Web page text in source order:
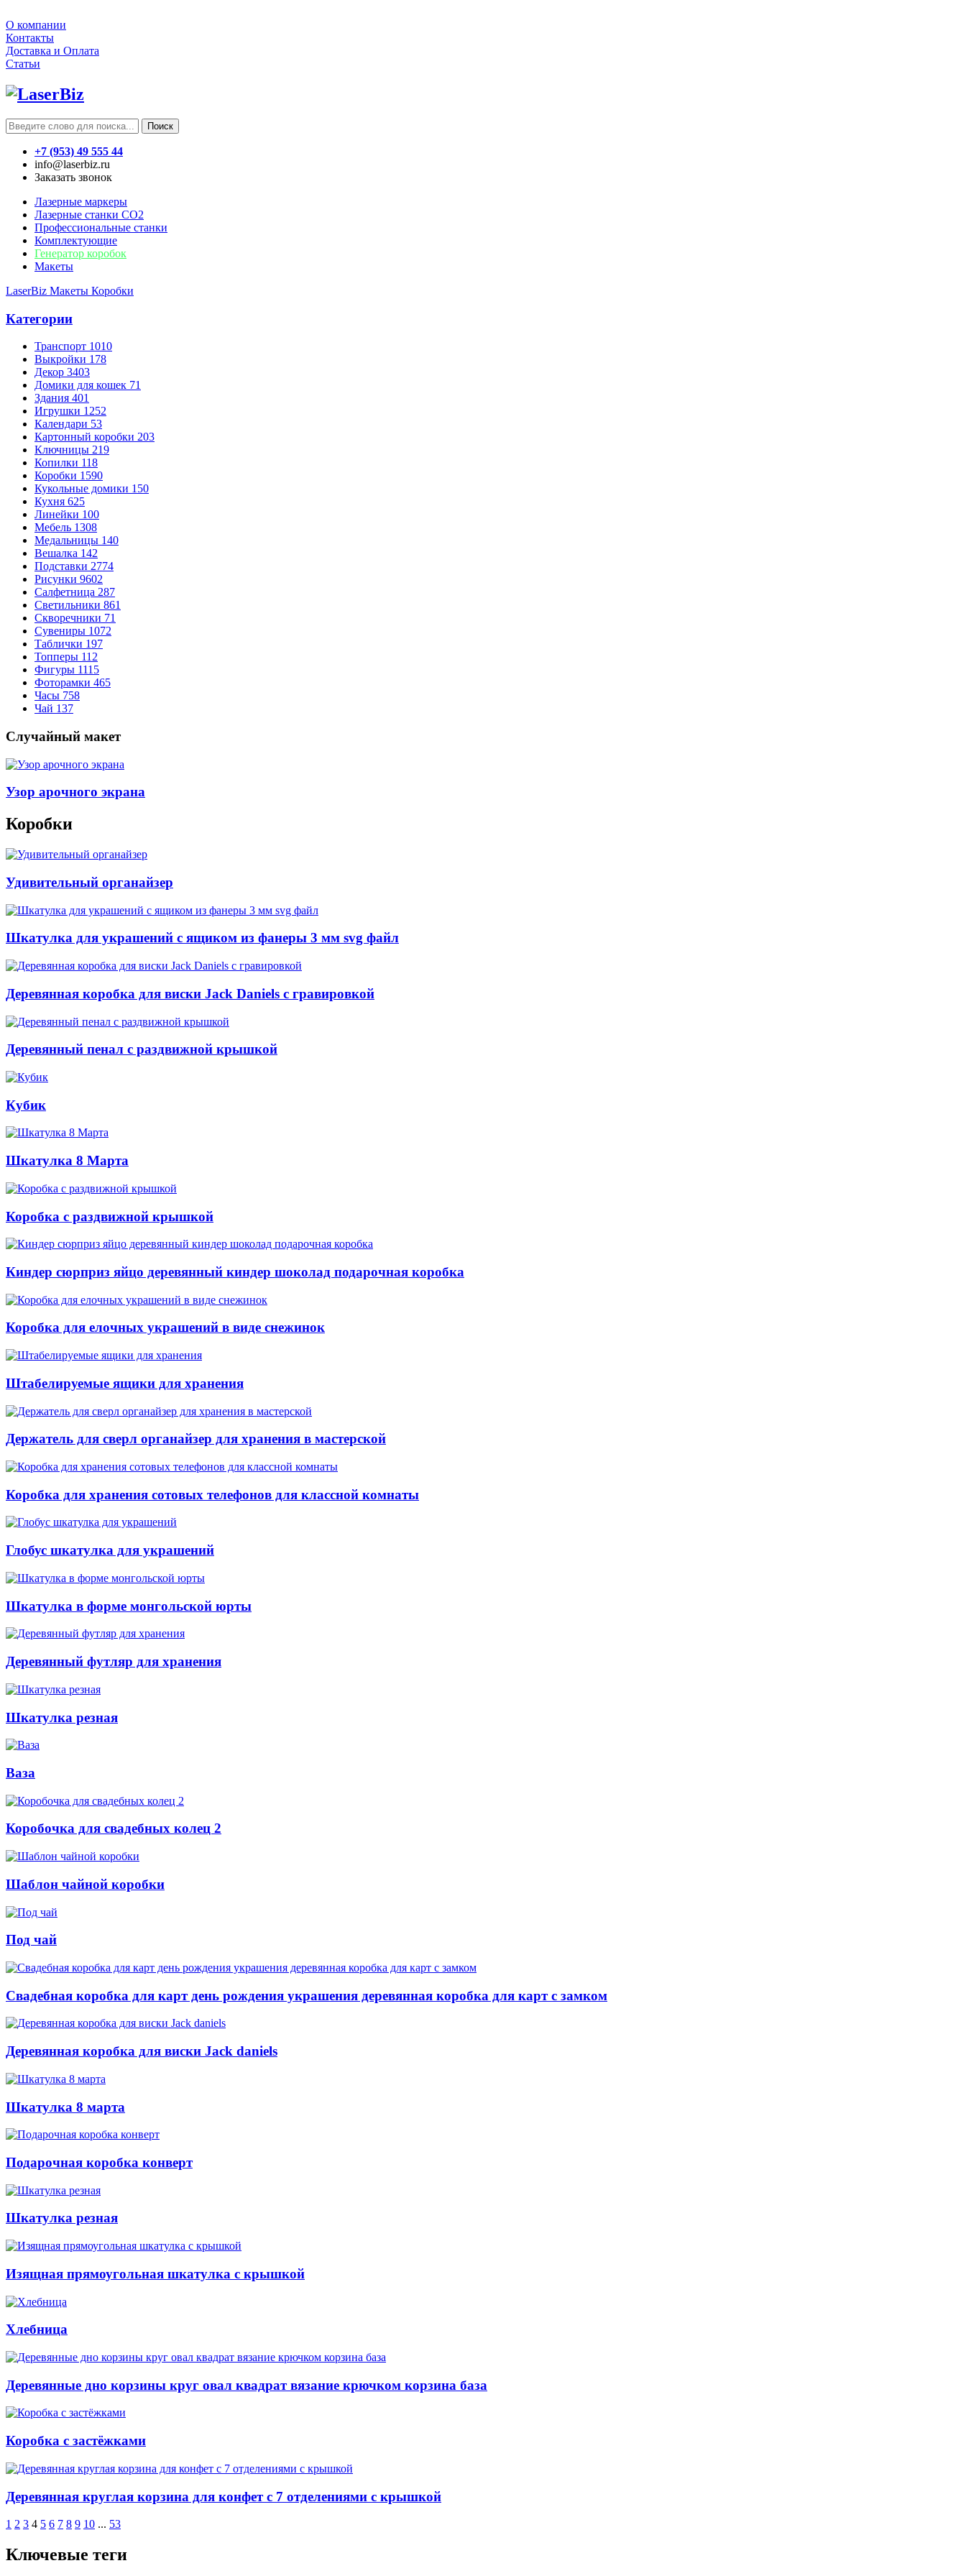
О компании
Контакты
Доставка и Оплата
Статьи
Поиск
+7 (953) 49 555 44
info@laserbiz.ru
Заказать звонок
Лазерные маркеры
Лазерные станки CO2
Профессиональные станки
Комплектующие
Генератор коробок
Макеты
LaserBiz Макеты Коробки
Категории
Транспорт 1010
Выкройки 178
Декор 3403
Домики для кошек 71
Здания 401
Игрушки 1252
Календари 53
Картонный коробки 203
Ключницы 219
Копилки 118
Коробки 1590
Кукольные домики 150
Кухня 625
Линейки 100
Мебель 1308
Медальницы 140
Вешалка 142
Подставки 2774
Рисунки 9602
Салфетница 287
Светильники 861
Скворечники 71
Сувениры 1072
Таблички 197
Топперы 112
Фигуры 1115
Фоторамки 465
Часы 758
Чай 137
Случайный макет
Узор арочного экрана
Коробки
Удивительный органайзер
Шкатулка для украшений с ящиком из фанеры 3 мм svg файл
Деревянная коробка для виски Jack Daniels с гравировкой
Деревянный пенал с раздвижной крышкой
Кубик
Шкатулка 8 Марта
Коробка с раздвижной крышкой
Киндер сюрприз яйцо деревянный киндер шоколад подарочная коробка
Коробка для елочных украшений в виде снежинок
Штабелируемые ящики для хранения
Держатель для сверл органайзер для хранения в мастерской
Коробка для хранения сотовых телефонов для классной комнаты
Глобус шкатулка для украшений
Шкатулка в форме монгольской юрты
Деревянный футляр для хранения
Шкатулка резная
Ваза
Коробочка для свадебных колец 2
Шаблон чайной коробки
Под чай
Свадебная коробка для карт день рождения украшения деревянная коробка для карт с замком
Деревянная коробка для виски Jack daniels
Шкатулка 8 марта
Подарочная коробка конверт
Шкатулка резная
Изящная прямоугольная шкатулка с крышкой
Хлебница
Деревянные дно корзины круг овал квадрат вязание крючком корзина база
Коробка с застёжками
Деревянная круглая корзина для конфет с 7 отделениями с крышкой
1 2 3 4 5 6 7 8 9 10 ... 53
Ключевые теги